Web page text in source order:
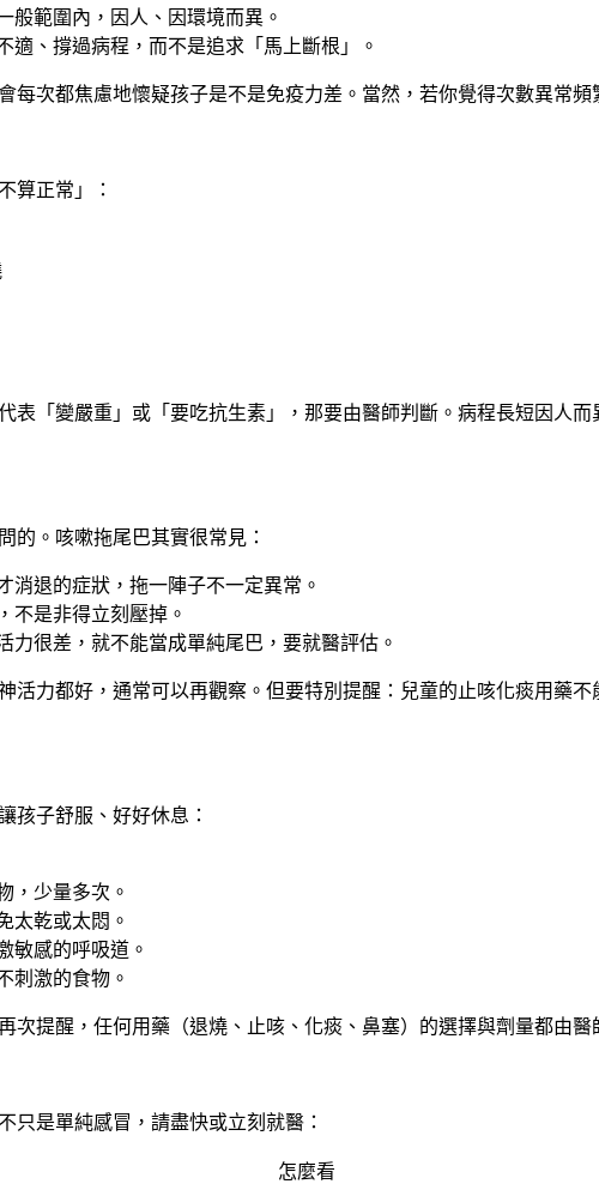
般範圍內，因人、因環境而異。
適、撐過病程，而不是追求「馬上斷根」。
每次都焦慮地懷疑孩子是不是免疫力差。當然，若你覺得次數異常頻
算正常」：
表「變嚴重」或「要吃抗生素」，那要由醫師判斷。病程長短因人
的。咳嗽拖尾巴其實很常見：
消退的症狀，拖一陣子不一定異常。
，不是非得立刻壓掉。
力很差 ，就不能當成單純尾巴，要就醫評估。
活力都好，通常可以再觀察。但要特別提醒： 兒童的止咳化痰用藥不
孩子舒服、好好休息：
，少量多次。
太乾或太悶。
敏感的呼吸道。
刺激的食物。
次提醒，任何用藥（退燒、止咳、化痰、鼻塞）的選擇與劑量都由
只是單純感冒，請盡快或立刻就醫：
怎麼看